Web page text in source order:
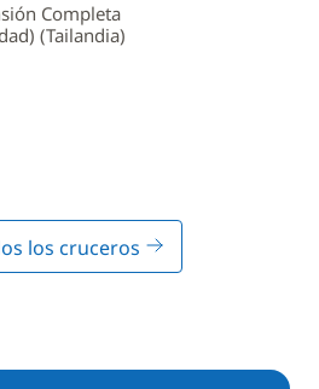
Completa
(Tailandia)
los cruceros